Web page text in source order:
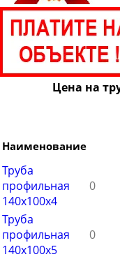
Труба профильная
Труба профильная
Труба
Труба профильная
Труба
Труба профильная
Труба профильная
Труба
Труба профильная
Цена на
Наименование
Труба
профильная
140х100х4
Труба
профильная
140х100х5